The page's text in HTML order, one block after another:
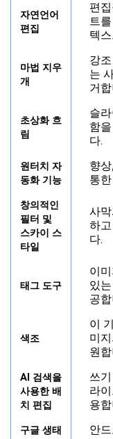
자연언어
편집
편
트
텍
마법 지우
개
강
는
거
초상화 흐
림
슬
함
다.
원터치 자
동화 기능
향
통
창의적인
필터 및
스카이 스
타일
사
하
다.
태그 도구
이
있
공
색조
이
미
원
AI 검색을
사용한 배
치 편집
쓰
라
용
구글 생태
안